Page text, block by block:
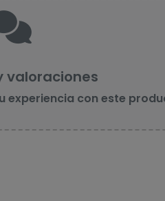
valoraciones
experiencia con este